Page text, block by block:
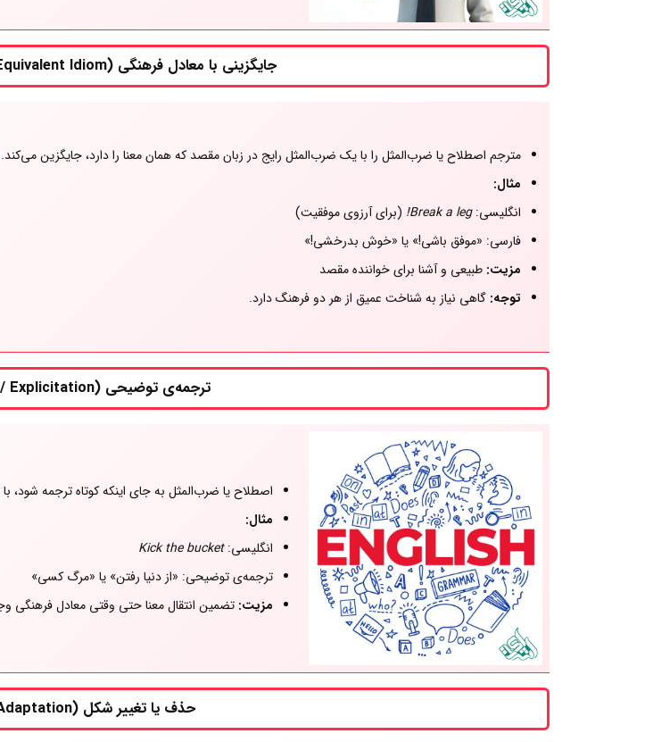
جایگزینی با معادل فرهنگی (Cultural Substitution / Equivalent Idiom)
مترجم اصطلاح یا ضرب‌المثل را با یک ضرب‌المثل رایج در زبان مقصد که همان معنا را دارد، جایگزین می‌کند.
مثال:
انگلیسی:Break a leg! (برای آرزوی موفقیت)
فارسی: «موفق باشی!» یا «خوش بدرخشی!»
مزیت: طبیعی و آشنا برای خواننده مقصد
توجه: گاهی نیاز به شناخت عمیق از هر دو فرهنگ دارد.
ترجمه‌ی توضیحی (Paraphrasing / Explicitation)
اصطلاح یا ضرب‌المثل به جای اینکه کوتاه ترجمه شود،
مثال:
انگلیسی:Kick the bucket
ترجمه‌ی توضیحی: «از دنیا رفتن» یا «مرگ کسی»
مزیت: تضمین انتقال معنا حتی وقتی معادل فرهنگی
حذف یا تغییر شکل (Omission / Adaptation)